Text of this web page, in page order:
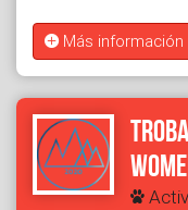
Más información